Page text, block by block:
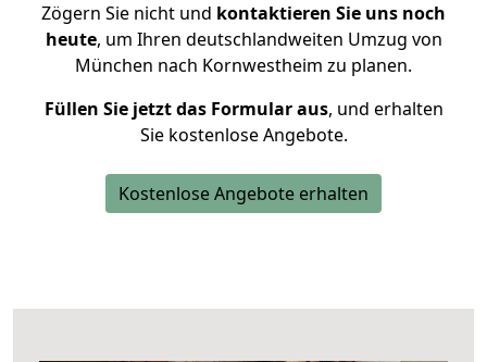
Zögern Sie nicht und kontaktieren Sie uns noch
heute, um Ihren deutschlandweiten Umzug von
München nach Kornwestheim zu planen.
Füllen Sie jetzt das Formular aus, und erhalten
Sie kostenlose Angebote.
Kostenlose Angebote erhalten